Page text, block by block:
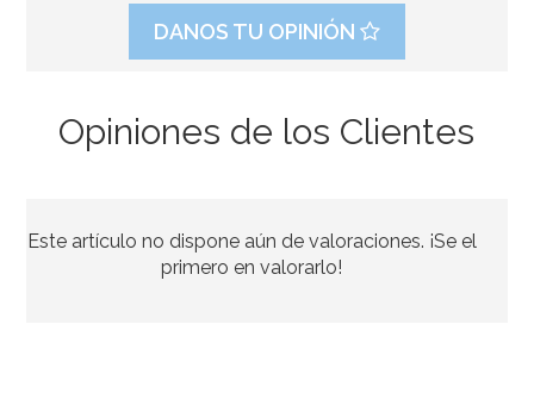
5,20€
DANOS TU OPINIÓN
Opiniones de los Clientes
Este artículo no dispone aún de valoraciones. ¡Se el
primero en valorarlo!